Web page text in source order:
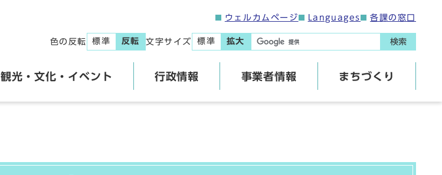
ウェルカムページ Languages 各課の窓口
色の反転 標準 反転 文字サイズ 標準 拡大 検索
観光・文化・イベント 行政情報 事業者情報 まちづくり